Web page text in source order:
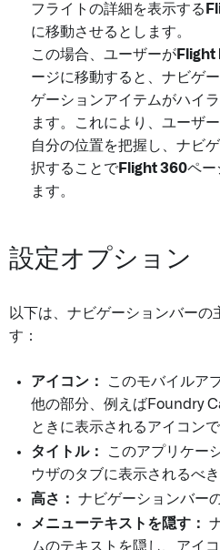
フライトの詳細を表示する
に移動させるとします。
この場合、ユーザーがFlight
ージに移動すると、ナビゲ
ゲーションアイテムがハイ
ます。これにより、ユーザ
自分の位置を把握し、ナビ
択することでFlight 360ペー
ます。
設定オプション
以下は、ナビゲーションバーの
す：
アイコン：
このモバイルア
他の部分、例えばFoundry
ときに表示されるアイコンで
タイトル：
このアプリケー
ウザのタブに表示されるべ
高さ：
ナビゲーションバー
メニューテキストを隠す：
ムのテキストを隠し、アイ